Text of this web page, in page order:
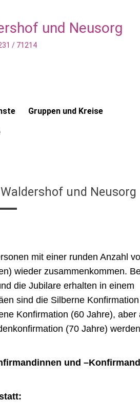
und Neusorg
/ 71214
Gruppen und Kreise
und Neusorg
mit einer runden Anzahl
wieder zusammenkommen.
die Jubilare erhalten in einem
sind die Silberne
Konfirmation (60 Jahre), aber
(70 Jahre) werden
und